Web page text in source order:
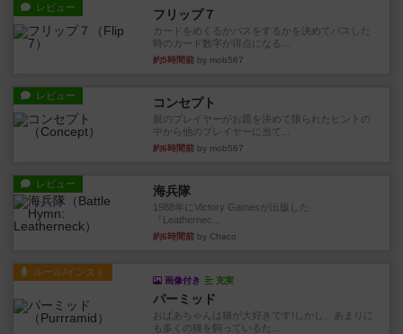
レビュー フリップ７
カードをめくるかパスをするかを決めてパスした
時のカード数字が得点になる...
約5時間前 by mob567
レビュー コンセプト
親のプレイヤーがお題を決めて限られたヒントの
中から他のプレイヤーに当て...
約6時間前 by mob567
レビュー 海兵隊
1988年にVictory Gamesが出版した
『Leathernec...
約6時間前 by Chaco
ルール/インスト
画像付き 充実
パーミッド
おばあちゃんは猫が大好きです!しかし、あまりに
も多くの猫を飼っているた...